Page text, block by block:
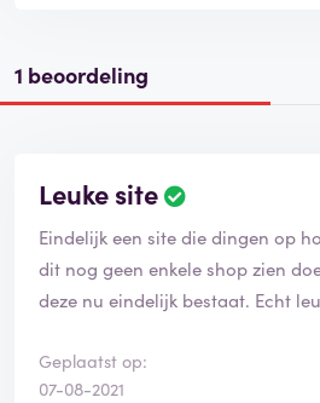
1 beoordeling
Leuke site
Eindelijk een site die dingen op
dit nog geen enkele shop zien
deze nu eindelijk bestaat. Echt
Geplaatst op:
07-08-2021